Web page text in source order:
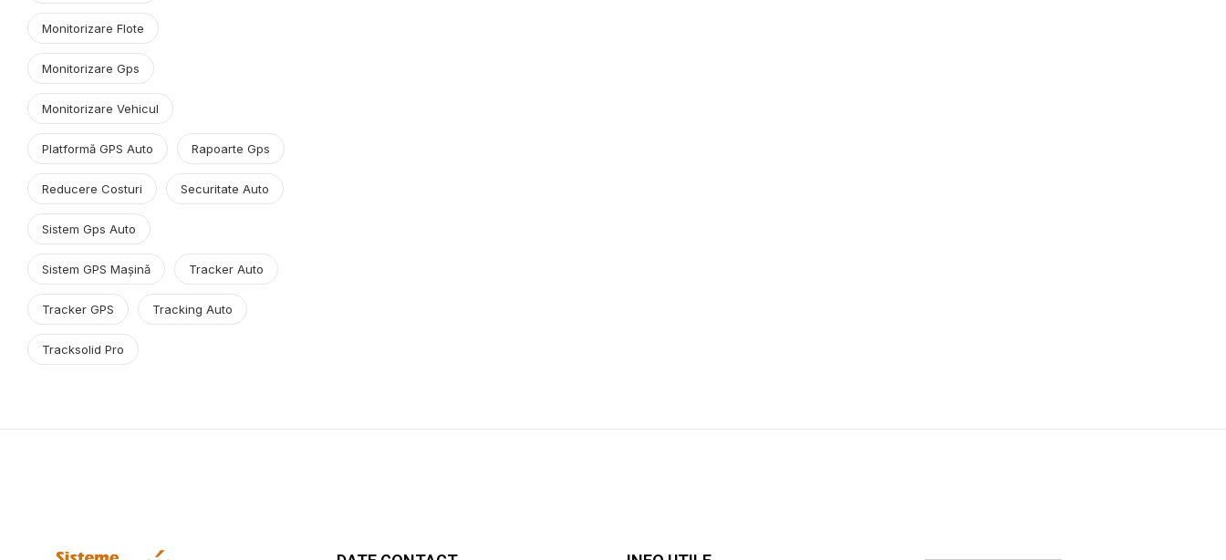
Monitorizare Flote
Monitorizare Gps
Monitorizare Vehicul
Platformă GPS Auto Rapoarte Gps
Reducere Costuri Securitate Auto
Sistem Gps Auto
Sistem GPS Mașină Tracker Auto
Tracker GPS Tracking Auto
Tracksolid Pro